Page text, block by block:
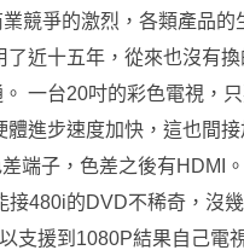
競爭的激烈，各類產品的
近十五年，從來也沒有
一台20吋的彩色電視，
進步速度加快，這也間
端子，色差之後有HDMI
480i的DVD不稀奇，沒
支援到1080P結果自己電